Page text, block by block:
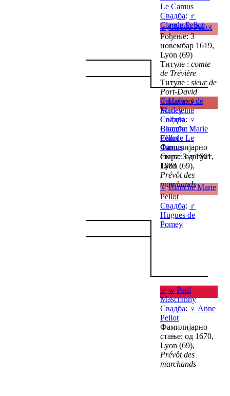
Le Camus
Свадба: ♂
Claude Pellot
♂ Claude Pellot
Рођење: 3
новембар 1619,
Lyon (69)
Титуле : comte
de Trévière
Титуле : sieur de
Port-David
Свадба:♀
Madeleine
Colbert
Свадба:♀
Claude Le
Camus
Смрт: 3 август
1683
♂ Hugues de
Pomey
Свадба: ♀
Blanche Marie
Pellot
Фамилијарно
стање: од 1661,
Lyon (69),
Prévôt des
marchands
♀ Blanche Marie
Pellot
Свадба: ♂
Hugues de
Pomey
♂ w Paul
Mascranny
Свадба: ♀ Anne
Pellot
Фамилијарно
стање: од 1670,
Lyon (69),
Prévôt des
marchands